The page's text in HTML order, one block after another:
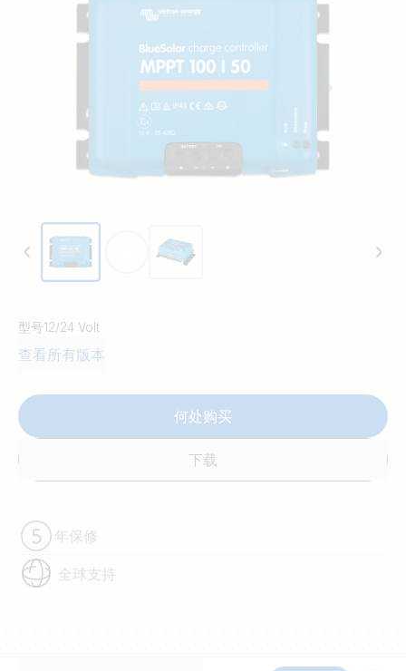
型号12/24 Volt
查看所有版本
何处购买
下载
年保修
全球支持